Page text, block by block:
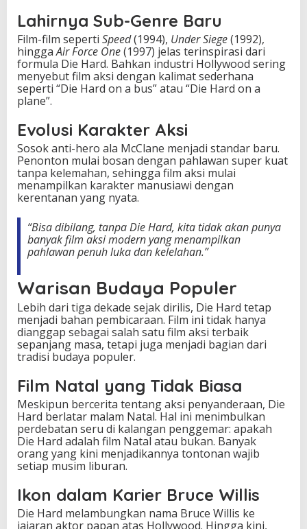
Lahirnya Sub-Genre Baru
Film-film seperti Speed(1994), Under Siege(1992),
hinggaAir Force One(1997) jelas terinspirasi dari
formula Die Hard. Bahkan industri Hollywood sering
menyebut film aksi dengan kalimat sederhana
seperti “Die Hard on a bus” atau “Die Hard on a
plane”.
Evolusi Karakter Aksi
Sosok anti-hero ala McClane menjadi standar baru.
Penonton mulai bosan dengan pahlawan super kuat
tanpa kelemahan, sehingga film aksi mulai
menampilkan karakter manusiawi dengan
kerentanan yang nyata.
“Bisa dibilang, tanpa Die Hard, kita tidak akan punya
banyak film aksi modern yang menampilkan
pahlawan penuh luka dan kelelahan.”
Warisan Budaya Populer
Lebih dari tiga dekade sejak dirilis, Die Hard tetap
menjadi bahan pembicaraan. Film ini tidak hanya
dianggap sebagai salah satu film aksi terbaik
sepanjang masa, tetapi juga menjadi bagian dari
tradisi budaya populer.
Film Natal yang Tidak Biasa
Meskipun bercerita tentang aksi penyanderaan, Die
Hard berlatar malam Natal. Hal ini menimbulkan
perdebatan seru di kalangan penggemar: apakah
Die Hard adalah film Natal atau bukan. Banyak
orang yang kini menjadikannya tontonan wajib
setiap musim liburan.
Ikon dalam Karier Bruce Willis
Die Hard melambungkan nama Bruce Willis ke
jajaran aktor papan atas Hollywood. Hingga kini,